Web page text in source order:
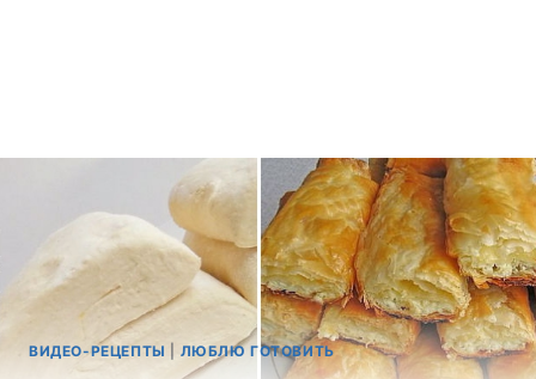
ВИДЕО-РЕЦЕПТЫ ЛЮБЛЮ ГОТОВИТЬ